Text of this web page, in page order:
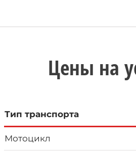
Цены на
Тип транспорта
Мотоцикл